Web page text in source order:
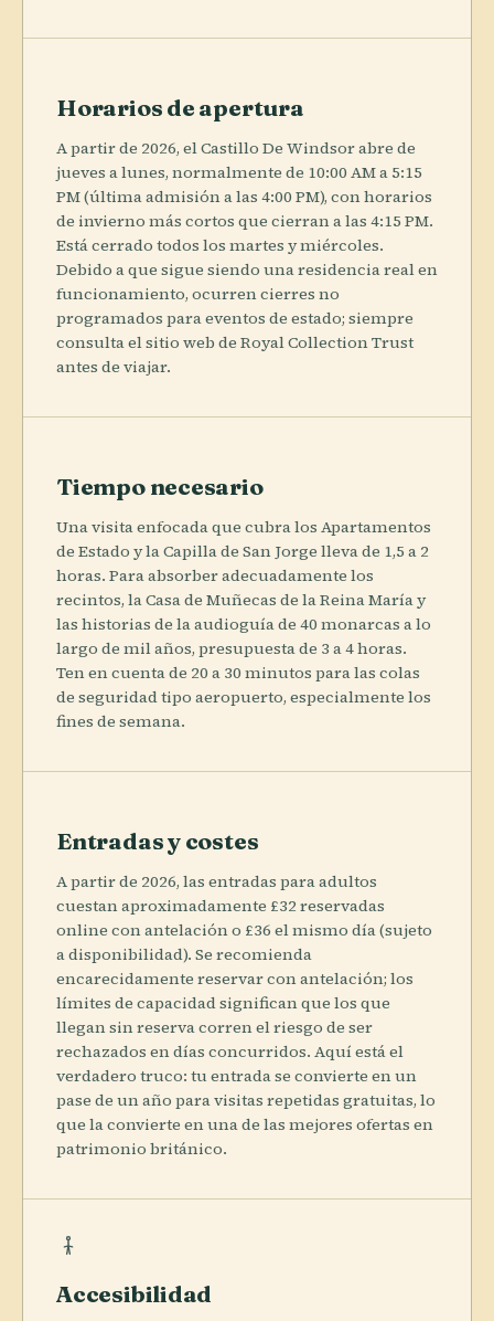
Horarios de apertura
A partir de 2026, el Castillo De Windsor abre de
jueves a lunes, normalmente de 10:00 AM a 5:15
PM (última admisión a las 4:00 PM), con horarios
de invierno más cortos que cierran a las 4:15 PM.
Está cerrado todos los martes y miércoles.
Debido a que sigue siendo una residencia real en
funcionamiento, ocurren cierres no
programados para eventos de estado; siempre
consulta el sitio web de Royal Collection Trust
antes de viajar.
Tiempo necesario
Una visita enfocada que cubra los Apartamentos
de Estado y la Capilla de San Jorge lleva de 1,5 a 2
horas. Para absorber adecuadamente los
recintos, la Casa de Muñecas de la Reina María y
las historias de la audioguía de 40 monarcas a lo
largo de mil años, presupuesta de 3 a 4 horas.
Ten en cuenta de 20 a 30 minutos para las colas
de seguridad tipo aeropuerto, especialmente los
fines de semana.
Entradas y costes
A partir de 2026, las entradas para adultos
cuestan aproximadamente £32 reservadas
online con antelación o £36 el mismo día (sujeto
a disponibilidad). Se recomienda
encarecidamente reservar con antelación; los
límites de capacidad significan que los que
llegan sin reserva corren el riesgo de ser
rechazados en días concurridos. Aquí está el
verdadero truco: tu entrada se convierte en un
pase de un año para visitas repetidas gratuitas, lo
que la convierte en una de las mejores ofertas en
patrimonio británico.
Accesibilidad